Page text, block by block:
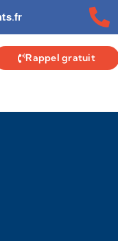
Rappel gratuit